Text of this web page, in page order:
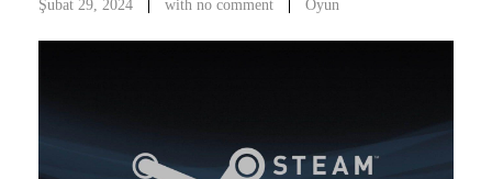
Şubat 29, 2024 with no comment Oyun